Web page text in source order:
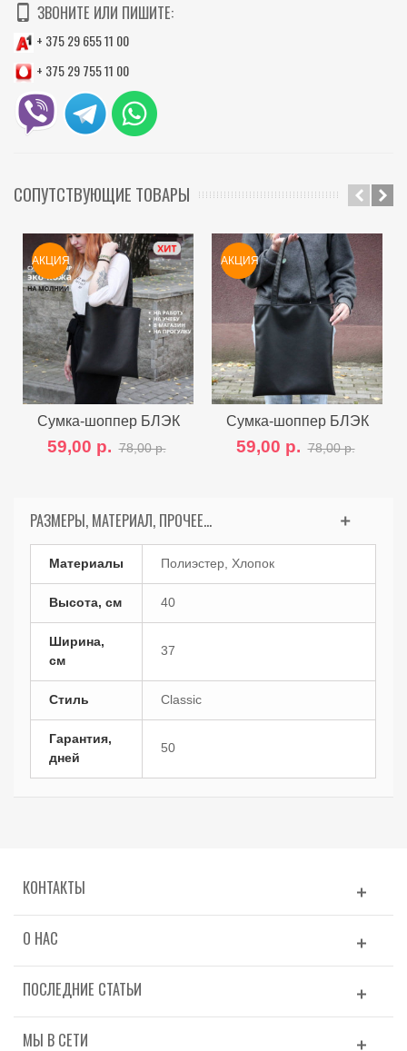
ЗВОНИТЕ ИЛИ ПИШИТЕ:
+ 375 29 655 11 00
+ 375 29 755 11 00
СОПУТСТВУЮЩИЕ ТОВАРЫ
АКЦИЯ
Сумка-шоппер БЛЭК
КЛАССИК
59,00 р. 78,00 р.
АКЦИЯ
Сумка-шоппер БЛЭК
СТАНДАРТ
59,00 р. 78,00 р.
РАЗМЕРЫ, МАТЕРИАЛ, ПРОЧЕЕ...
Материалы Полиэстер, Хлопок
Высота, см 40
Ширина,
см
37
Стиль Classic
Гарантия,
дней
50
КОНТАКТЫ
О НАС
ПОСЛЕДНИЕ СТАТЬИ
МЫ В СЕТИ